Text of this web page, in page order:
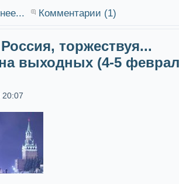
Комментарии (1)
торжествуя...
выходных (4-5
20:07